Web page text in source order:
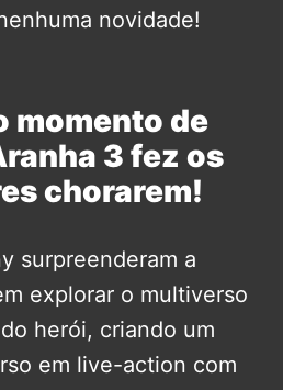
novidade!
momento de
3 fez os
chorarem!
surpreenderam a
explorar o multiverso
herói, criando um
em live-action com